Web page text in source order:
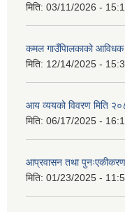
मिति: 03/11/2026 -
कमल गाउँपािलकाको
मिति: 12/14/2025 -
आय व्ययको विवरण मिति
मिति: 06/17/2025 -
आप्रवासन तथा
मिति: 01/23/2025 -